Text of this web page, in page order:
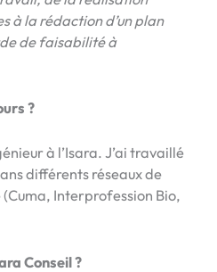
à la rédaction d’un plan
de faisabilité à
?
à l’Isara. J’ai travaillé
différents réseaux de
Interprofession Bio,
Conseil ?